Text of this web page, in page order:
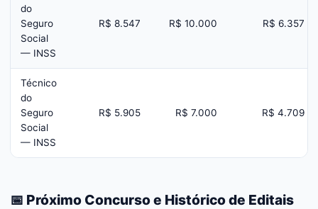
do
Seguro
Social
— INSS
R$ 8.547 R$ 10.000 R$ 6.357
Técnico
do
Seguro
Social
— INSS
R$ 5.905 R$ 7.000 R$ 4.709
📅 Próximo Concurso e Histórico de Editais